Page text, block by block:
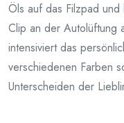
Öls auf das Filzpad
Clip an der Autolüftung
intensiviert das
verschiedenen Farben
Unterscheiden der